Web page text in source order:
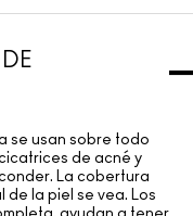
se usan sobre todo
de acné y
La cobertura
de la piel se vea. Los